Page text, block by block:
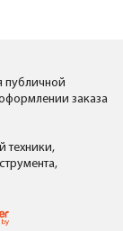
публичной
заказа
техники,